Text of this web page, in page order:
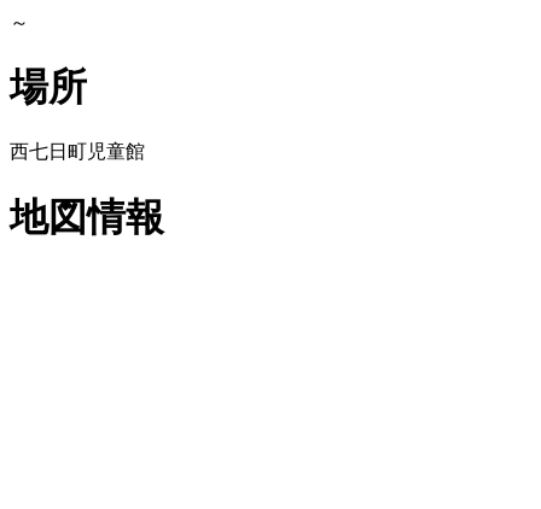
～
場所
西七日町児童館
地図情報